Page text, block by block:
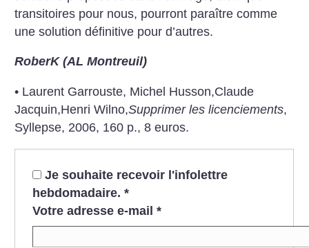
transitoires pour nous, pourront paraître comme
une solution définitive pour d’autres.
RoberK (AL Montreuil)
• Laurent Garrouste, Michel Husson,Claude
Jacquin,Henri Wilno,Supprimer les licenciements,
Syllepse, 2006, 160 p., 8 euros.
Je souhaite recevoir l'infolettre
hebdomadaire. *
Votre adresse e-mail *